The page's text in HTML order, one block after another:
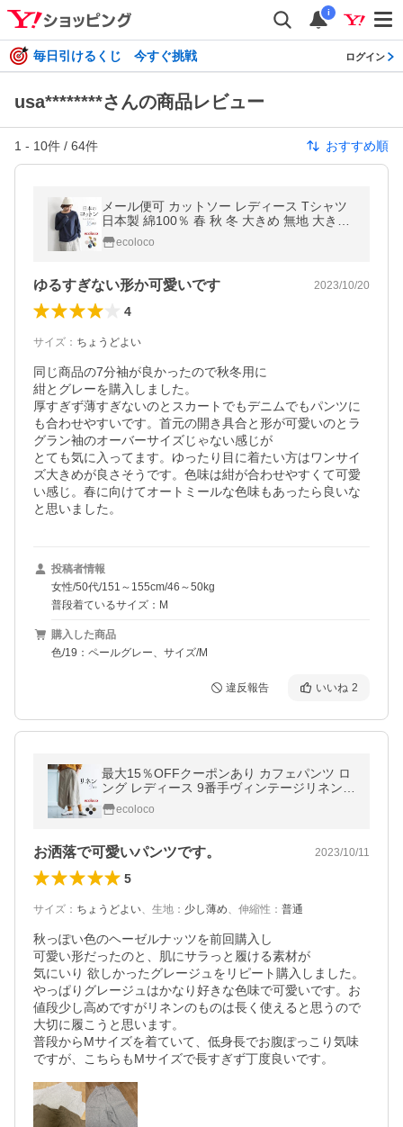
i
毎日引けるくじ 今すぐ挑戦 ログイン
usa********さんの商品レビュー
1 - 10件 / 64件 おすすめ順
メール便可 カットソー レディース Tシャツ
日本製 綿100％ 春 秋 冬 大きめ 無地 大きい
サイズ 26SS0123R,
ecoloco
ゆるすぎない形か可愛いです 2023/10/20
4
サイズ ： ちょうどよい
同じ商品の7分袖が良かったので秋冬用に
紺とグレーを購入しました。
厚すぎず薄すぎないのとスカートでもデニムでもパンツに
も合わせやすいです。首元の開き具合と形が可愛いのとラ
グラン袖のオーバーサイズじゃない感じが
とても気に入ってます。ゆったり目に着たい方はワンサイ
ズ大きめが良さそうです。色味は紺が合わせやすくて可愛
い感じ。春に向けてオートミールな色味もあったら良いな
と思いました。
投稿者情報
女性/50代/151～155cm/46～50kg
普段着ているサイズ：M
購入した商品
色/19：ペールグレー、サイズ/M
違反報告 いいね 2
最大15％OFFクーポンあり カフェパンツ ロ
ング レディース 9番手ヴィンテージリネン
麻100％大きいサイズ 26SS0130R,
ecoloco
お洒落で可愛いパンツです。 2023/10/11
5
サイズ ： ちょうどよい、 生地 ： 少し薄め、 伸縮性 ： 普通
秋っぽい色のヘーゼルナッツを前回購入し
可愛い形だったのと、肌にサラっと履ける素材が
気にいり 欲しかったグレージュをリピート購入しました。
やっぱりグレージュはかなり好きな色味で可愛いです。お
値段少し高めですがリネンのものは長く使えると思うので
大切に履こうと思います。
普段からMサイズを着ていて、低身長でお腹ぽっこり気味
ですが、こちらもMサイズで長すぎず丁度良いです。